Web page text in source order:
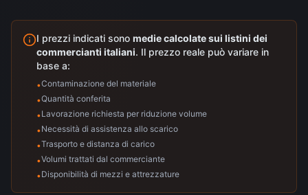
I prezzi indicati sono medie calcolate sui listini dei
commercianti italiani. Il prezzo reale può variare in
base a:
•Contaminazione del materiale
•Quantità conferita
•Lavorazione richiesta per riduzione volume
•Necessità di assistenza allo scarico
•Trasporto e distanza di carico
•Volumi trattati dal commerciante
•Disponibilità di mezzi e attrezzature